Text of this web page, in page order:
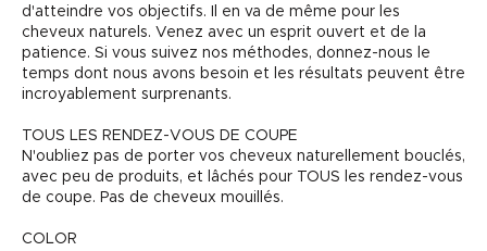
d'atteindre vos objectifs. Il en va de même pour les
cheveux naturels. Venez avec un esprit ouvert et de la
patience. Si vous suivez nos méthodes, donnez-nous le
temps dont nous avons besoin et les résultats peuvent être
incroyablement surprenants.
TOUS LES RENDEZ-VOUS DE COUPE
N'oubliez pas de porter vos cheveux naturellement bouclés,
avec peu de produits, et lâchés pour TOUS les rendez-vous
de coupe. Pas de cheveux mouillés.
COLOR